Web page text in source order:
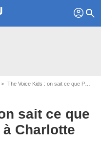
profil search
The Voice Kids : on sait ce que Patrick Fiori a dit à Charlotte après sa victoire
sait ce que
Charlotte